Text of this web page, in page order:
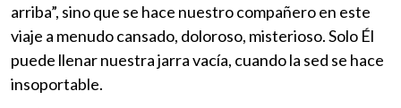
arriba”, sino que se hace nuestro compañero en este
viaje a menudo cansado, doloroso, misterioso. Solo Él
puede llenar nuestra jarra vacía, cuando la sed se hace
insoportable.